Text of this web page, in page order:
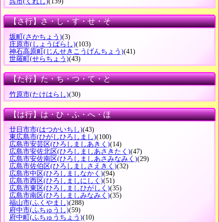
【さ行】さ・し・す・せ・そ
坂町 (さかちょう)(3)
庄原市(しょうばらし)(103)
神石高原町 (じんせきこうげんちょう)(41)
世羅町 (せらちょう)(43)
【た行】た・ち・つ・て・と
竹原市(たけはらし)(30)
【は行】は・ひ・ふ・へ・ほ
廿日市市(はつかいちし)(43)
東広島市(ひがしひろしまし)(100)
広島市安芸区(ひろしましあきく)(14)
広島市安佐北区(ひろしましあさきたく)(47)
広島市安佐南区(ひろしましあさみなみく)(29)
広島市佐伯区(ひろしましさえきく)(32)
広島市中区(ひろしましなかく)(94)
広島市西区(ひろしましにしく)(51)
広島市東区(ひろしましひがしく)(35)
広島市南区(ひろしましみなみく)(35)
福山市(ふくやまし)(288)
府中市(ふちゅうし)(59)
府中町 (ふちゅうちょう)(10)